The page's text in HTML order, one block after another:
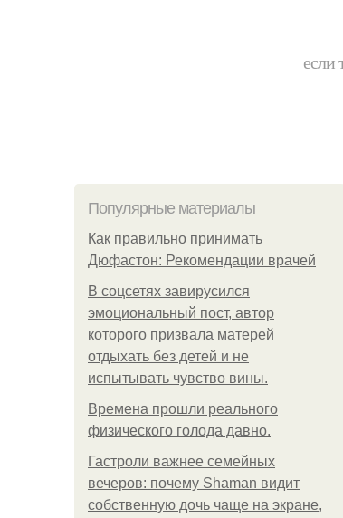
если
Популярные материалы
Как правильно принимать
Дюфастон: Рекомендации врачей
В соцсетях завирусился
эмоциональный пост, автор
которого призвала матерей
отдыхать без детей и не
испытывать чувство вины.
Bpeмена прошли реального
физического голода давно.
Гастроли важнее семейных
вечеров: почему Shaman видит
собственную дочь чаще на экране,